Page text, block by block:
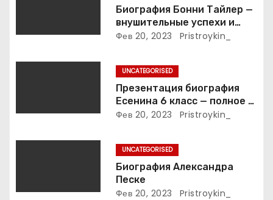
а
п
с
я
Биография Бонни Тайлер —
внушительные успехи и
интимные подробности
Фев 20, 2023 Pristroykin_
UNCATEGORISED
Презентация биография
Есенина 6 класс — полное и
подробное описание жизни
Фев 20, 2023 Pristroykin_
UNCATEGORISED
Биография Александра
Песке
Фев 20, 2023 Pristroykin_